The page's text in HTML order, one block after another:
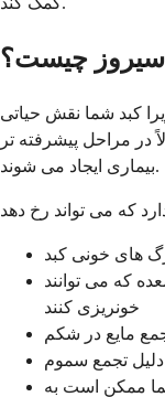
سیروز چیست؟
کبد شما نقش حیاتی
در مراحل پیشرفته تر
بیماری ایجاد می شوند.
های خونی کبد
که می توانند
خونریزی کنند
مایع در شکم
دلیل تجمع سموم
ممکن است به